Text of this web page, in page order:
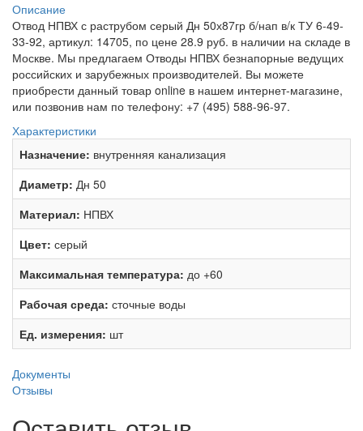
Описание
Отвод НПВХ с раструбом серый Дн 50х87гр б/нап в/к ТУ 6-49-
33-92, артикул: 14705, по цене 28.9 руб. в наличии на складе в
Москве. Мы предлагаем Отводы НПВХ безнапорные ведущих
российских и зарубежных производителей. Вы можете
приобрести данный товар online в нашем интернет-магазине,
или позвонив нам по телефону: +7 (495) 588-96-97.
Характеристики
Назначение: внутренняя канализация
Диаметр: Дн 50
Материал: НПВХ
Цвет: серый
Максимальная температура: до +60
Рабочая среда: сточные воды
Ед. измерения: шт
Документы
Отзывы